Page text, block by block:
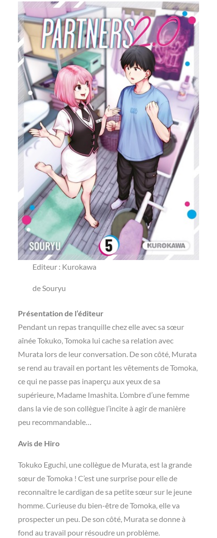
Editeur : Kurokawa
de Souryu
Présentation de l’éditeur
Pendant un repas tranquille chez elle avec sa sœur
aînée Tokuko, Tomoka lui cache sa relation avec
Murata lors de leur conversation. De son côté, Murata
se rend au travail en portant les vêtements de Tomoka,
ce qui ne passe pas inaperçu aux yeux de sa
supérieure, Madame Imashita. L’ombre d’une femme
dans la vie de son collègue l’incite à agir de manière
peu recommandable…
Avis de Hiro
Tokuko Eguchi, une collègue de Murata, est la grande
sœur de Tomoka ! C’est une surprise pour elle de
reconnaître le cardigan de sa petite sœur sur le jeune
homme. Curieuse du bien-être de Tomoka, elle va
prospecter un peu. De son côté, Murata se donne à
fond au travail pour résoudre un problème.